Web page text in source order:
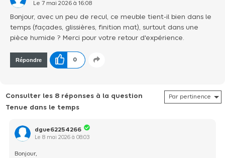
Le 7 mai 2026à 16:08
Bonjour, avec un peu de recul, ce meuble tient-il bien dans le
temps (façades, glissières, finition mat), surtout dans une
pièce humide ? Merci pour votre retour d'expérience.
Répondre 0
Consulter les 8 réponses à la question
Tenue dans le temps
dgue62254266
Le8 mai 2026 à08:03
Bonjour,